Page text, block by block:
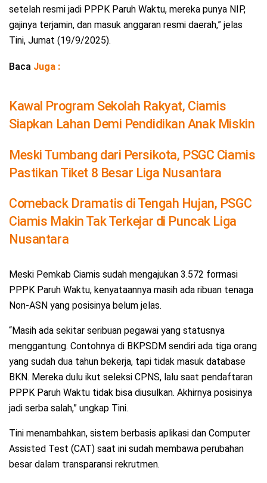
setelah resmi jadi PPPK Paruh Waktu, mereka punya NIP,
gajinya terjamin, dan masuk anggaran resmi daerah,” jelas
Tini, Jumat (19/9/2025).
Baca Juga :
Kawal Program Sekolah Rakyat, Ciamis
Siapkan Lahan Demi Pendidikan Anak Miskin
Meski Tumbang dari Persikota, PSGC Ciamis
Pastikan Tiket 8 Besar Liga Nusantara
Comeback Dramatis di Tengah Hujan, PSGC
Ciamis Makin Tak Terkejar di Puncak Liga
Nusantara
Meski Pemkab Ciamis sudah mengajukan 3.572 formasi
PPPK Paruh Waktu, kenyataannya masih ada ribuan tenaga
Non-ASN yang posisinya belum jelas.
“Masih ada sekitar seribuan pegawai yang statusnya
menggantung. Contohnya di BKPSDM sendiri ada tiga orang
yang sudah dua tahun bekerja, tapi tidak masuk database
BKN. Mereka dulu ikut seleksi CPNS, lalu saat pendaftaran
PPPK Paruh Waktu tidak bisa diusulkan. Akhirnya posisinya
jadi serba salah,” ungkap Tini.
Tini menambahkan, sistem berbasis aplikasi dan Computer
Assisted Test (CAT) saat ini sudah membawa perubahan
besar dalam transparansi rekrutmen.